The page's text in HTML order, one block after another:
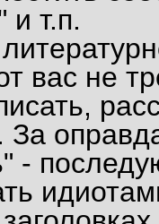
и т.п.
вас не
За
-